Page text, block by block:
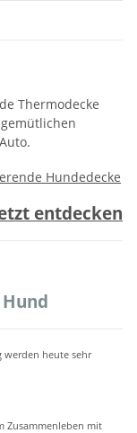
Thermodecke
entdecken
werden heute sehr
Zusammenleben mit